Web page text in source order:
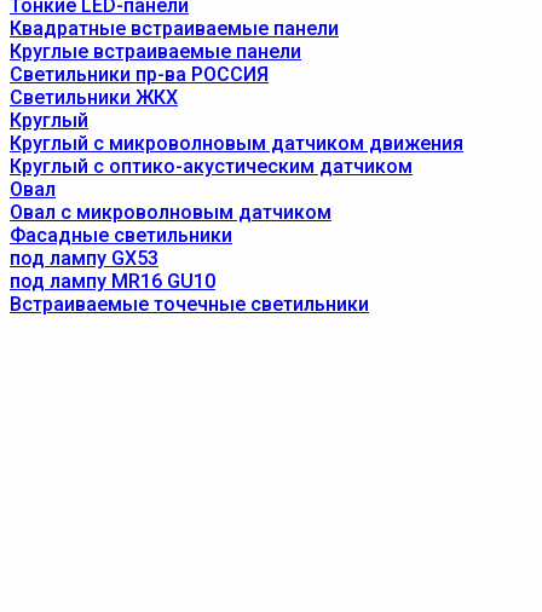
Тонкие LED-панели
Квадратные встраиваемые панели
Круглые встраиваемые панели
Светильники пр-ва РОССИЯ
Светильники ЖКХ
Круглый
Круглый с микроволновым датчиком движения
Круглый с оптико-акустическим датчиком
Овал
Овал с микроволновым датчиком
Фасадные светильники
под лампу GX53
под лампу MR16 GU10
Встраиваемые точечные светильники